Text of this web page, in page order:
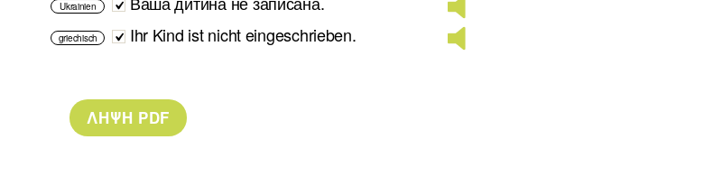
Ukrainien
griechisch Ihr Kind ist nicht eingeschrieben.